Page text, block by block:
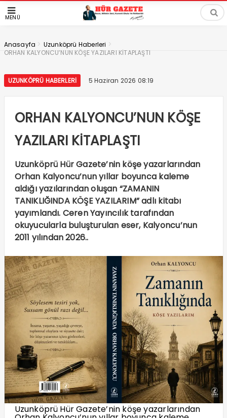
MENÜ
Anasayfa > Uzunköprü Haberleri >
ORHAN KALYONCU’NUN KÖŞE YAZILARI KİTAPLAŞTI
UZUNKÖPRÜ HABERLERI 5 Haziran 2026 08:19
ORHAN KALYONCU’NUN KÖŞE
YAZILARI KİTAPLAŞTI
Uzunköprü Hür Gazete’nin köşe yazarlarından
Orhan Kalyoncu’nun yıllar boyunca kaleme
aldığı yazılarından oluşan “ZAMANIN
TANIKLIĞINDA KÖŞE YAZILARIM” adlı kitabı
yayımlandı. Ceren Yayıncılık tarafından
okuyucularla buluşturulan eser, Kalyoncu’nun
2011 yılından 2026..
Uzunköprü Hür Gazete’nin köşe yazarlarından